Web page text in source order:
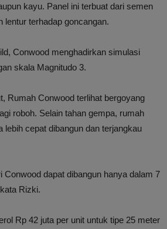
kayu. Panel ini terbuat dari semen
lentur terhadap goncangan.
Conwood menghadirkan simulasi
skala Magnitudo 3.
Rumah Conwood terlihat bergoyang
roboh. Selain tahan gempa, rumah
lebih cepat dibangun dan terjangkau
Conwood dapat dibangun hanya dalam 7
Rizki.
Rp 42 juta per unit untuk tipe 25 meter